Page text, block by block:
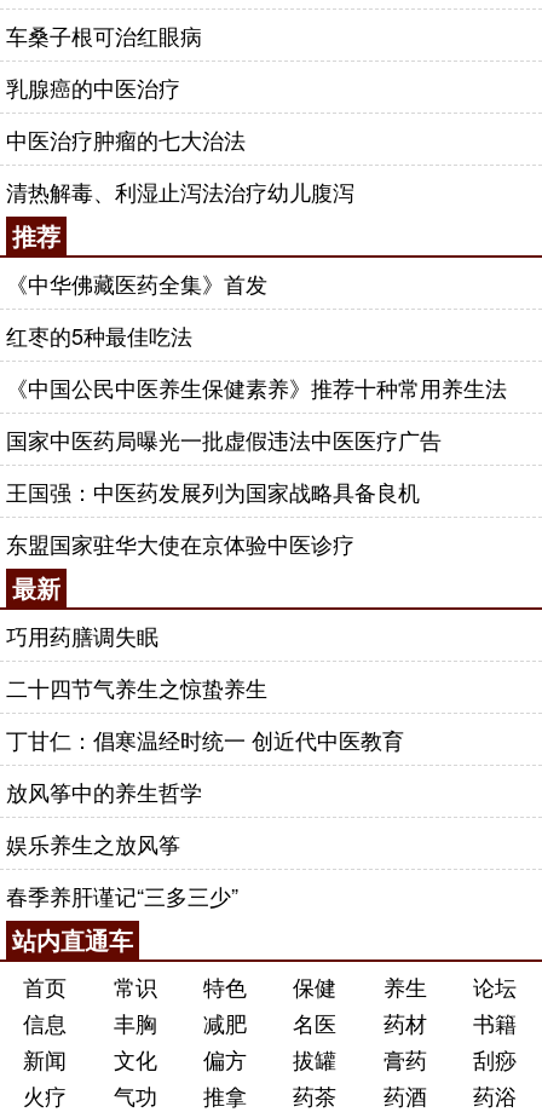
车桑子根可治红眼病
乳腺癌的中医治疗
中医治疗肿瘤的七大治法
清热解毒、利湿止泻法治疗幼儿腹泻
推荐
《中华佛藏医药全集》首发
红枣的5种最佳吃法
《中国公民中医养生保健素养》推荐十种常用养生法
国家中医药局曝光一批虚假违法中医医疗广告
王国强：中医药发展列为国家战略具备良机
东盟国家驻华大使在京体验中医诊疗
最新
巧用药膳调失眠
二十四节气养生之惊蛰养生
丁甘仁：倡寒温经时统一 创近代中医教育
放风筝中的养生哲学
娱乐养生之放风筝
春季养肝谨记“三多三少”
站内直通车
首页 常识 特色 保健 养生
论坛
信息
丰胸 减肥 名医 药材
书籍
新闻
文化 偏方 拔罐 膏药
刮痧
火疗
气功 推拿 药茶 药酒
药浴